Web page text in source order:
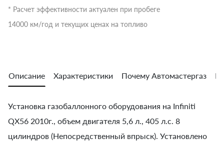
* Расчет эффективности актуален при пробеге
14000 км/год и текущих ценах на топливо
Описание Характеристики Почему Автомастергаз
Установка газобаллонного оборудования на Infiniti
QX56 2010г., объем двигателя 5,6 л., 405 л.с. 8
цилиндров (Непосредственный впрыск). Установлено